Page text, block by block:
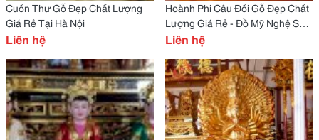
Cuốn Thư Gỗ Đẹp Chất Lượng
Giá Rẻ Tại Hà Nội
Liên hệ
Hoành Phi Câu Đối Gỗ Đẹp Chất
Lượng Giá Rẻ - Đồ Mỹ Nghệ Sơn
Đồng
Liên hệ